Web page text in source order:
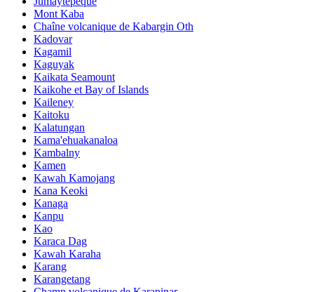
Mont Kaba
Chaîne volcanique de Kabargin Oth
Kadovar
Kagamil
Kaguyak
Kaikata Seamount
Kaikohe et Bay of Islands
Kaileney
Kaitoku
Kalatungan
Kama'ehuakanaloa
Kambalny
Kamen
Kawah Kamojang
Kana Keoki
Kanaga
Kanpu
Kao
Karaca Dag
Kawah Karaha
Karang
Karangetang